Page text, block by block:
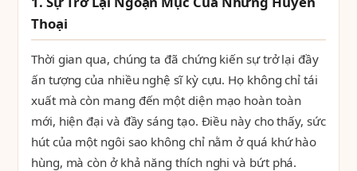
Thoại
Thời gian qua, chúng ta đã chứng kiến sự trở lại đầy
ấn tượng của nhiều nghệ sĩ kỳ cựu. Họ không chỉ tái
xuất mà còn mang đến một diện mạo hoàn toàn
mới, hiện đại và đầy sáng tạo. Điều này cho thấy, sức
hút của một ngôi sao không chỉ nằm ở quá khứ hào
hùng, mà còn ở khả năng thích nghi và bứt phá.